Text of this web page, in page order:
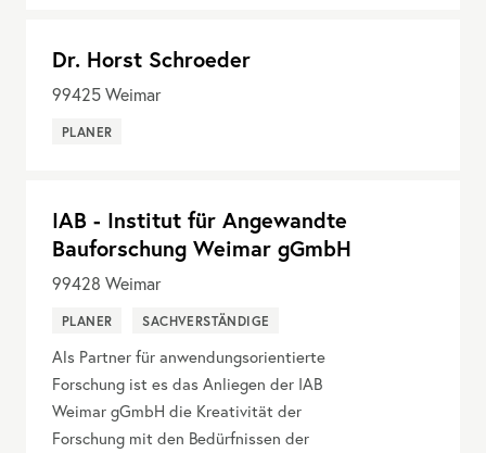
Dr. Horst Schroeder
99425Weimar
PLANER
IAB - Institut für Angewandte
Bauforschung Weimar gGmbH
99428 Weimar
PLANER SACHVERSTÄNDIGE
Als Partner für anwendungsorientierte
Forschung ist es das Anliegen der IAB
Weimar gGmbH die Kreativität der
Forschung mit den Bedürfnissen der